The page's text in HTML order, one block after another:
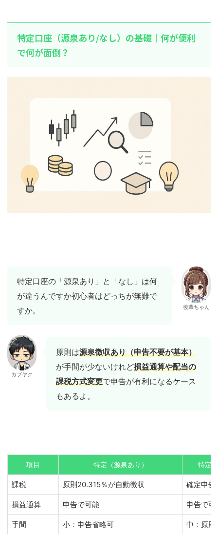
特定口座（源泉あり/なし）の基礎｜何が便利
で何が面倒？
特定口座の「源泉あり」と「なし」は何
が違うんですか初心者はどっちが無難で
すか。
後輩ちゃん
カブヤク
原則は源泉徴収あり（申告不要が基本）
が手間が少ないけれど損益通算や配当の
課税方式変更で申告が有利になるケース
もあるよ。
項目 特定（源泉あり） 特定
課税 原則20.315％が自動徴収 確定申告
損益通算 申告で可能 申告で可
手間 小：申告省略可 中：原則